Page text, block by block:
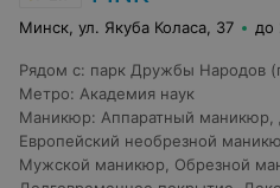
Минск, ул. Якуба Коласа, 37 до
Рядом с: парк Дружбы Народов
Метро: Академия наук
Маникюр: Аппаратный маникюр
Европейский необрезной
Мужской маникюр
Обрезной